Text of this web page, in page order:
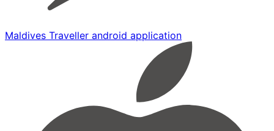
Maldives Traveller android application